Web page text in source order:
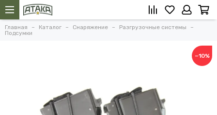
Главная Каталог Снаряжение
Разгрузочные системы
Подсумки
−10%